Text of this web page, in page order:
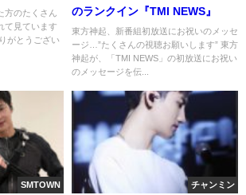
方のたくさん
て見ています
がとうござい
のランクイン『TMI NEWS』
東方神起、新番組初放送にお祝いのメッセ
ージ…”たくさんの視聴お願いします” 東方
神起が、「TMI NEWS」の初放送にお祝い
のメッセージを伝...
SMTOWN チャンミン